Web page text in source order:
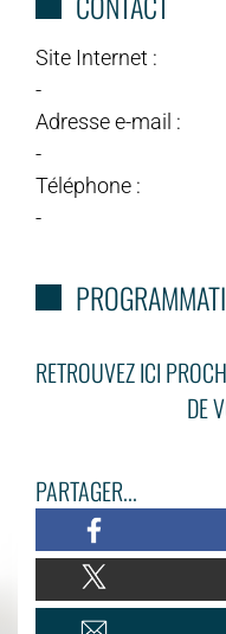
Site Internet :
-
Adresse e-mail :
-
Téléphone :
-
RETROUVEZ ICI
DE
PARTAGER...